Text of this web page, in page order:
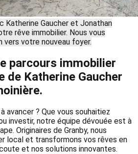
Katherine Gaucher et Jonathan
rêve immobilier. Nous vous
vers votre nouveau foyer.
parcours immobilier
de Katherine Gaucher
avancer ? Que vous souhaitiez
investir, notre équipe dévouée est à
Originaires de Granby, nous
local et transformons vos rêves en
et nos solutions innovantes.